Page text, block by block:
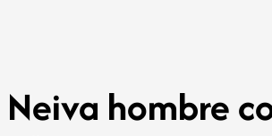
hombre